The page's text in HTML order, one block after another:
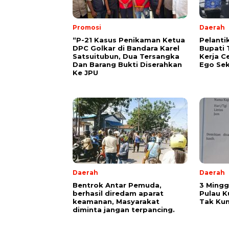
Promosi
“P-21 Kasus Penikaman Ketua
DPC Golkar di Bandara Karel
Satsuitubun, Dua Tersangka
Dan Barang Bukti Diserahkan
Ke JPU
Daerah
Bupati
Kerja
Ego
Daerah
Bentrok Antar Pemuda,
berhasil diredam aparat
keamanan, Masyarakat
diminta jangan terpancing.
Daerah
3
Pulau
Tak